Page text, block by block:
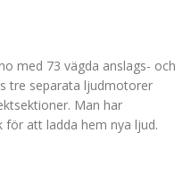
med 73 vägda anslags- och
tre separata ljudmotorer
Man har
för att ladda hem nya ljud.